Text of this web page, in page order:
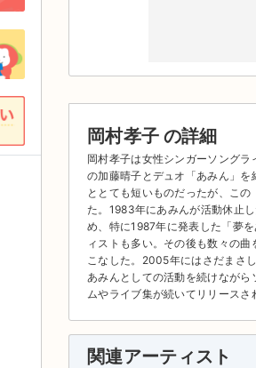
岡村孝子 の詳細
岡村孝子は女性シンガーソング
の加藤晴子とデュオ「あみん」
ととても短いものだったが、こ
た。1983年にあみんが活動休止
め、特に1987年に発表した「夢
ィストも多い。その後も数々の
こなした。2005年にはさだまさ
あみんとしての活動を続けなが
ムやライブ集が続いてリリース
関連アーティスト